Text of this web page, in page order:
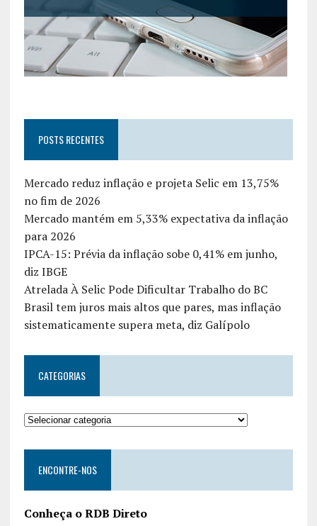
POSTS RECENTES
Mercado reduz inflação e projeta Selic em 13,75%
no fim de 2026
Mercado mantém em 5,33% expectativa da inflação
para 2026
IPCA-15: Prévia da inflação sobe 0,41% em junho,
diz IBGE
Atrelada À Selic Pode Dificultar Trabalho do BC
Brasil tem juros mais altos que pares, mas inflação
sistematicamente supera meta, diz Galípolo
CATEGORIAS
ENCONTRE-NOS
Conheça o RDB Direto